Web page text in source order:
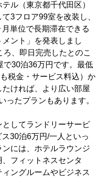
ル（東京都千代田区）
3フロア99室を改装し、
単位で長期滞在できる
ント」を発表しまし
、即日完売したとのこ
で30泊36万円です。最低
税金・サービス料込）か
ければ、より広い部屋
ったプランもあります。
してランドリーサービ
30泊6万円/一人といっ
には、ホテルラウンジ
フィットネスセンタ
ングルームやビジネス